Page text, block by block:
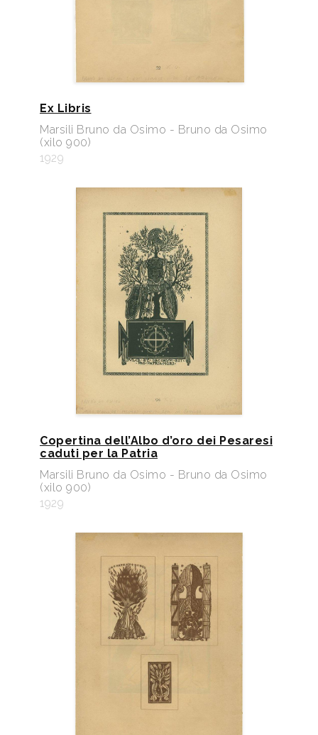
Ex Libris
Marsili Bruno da Osimo - Bruno da Osimo
(xilo 900)
1929
Copertina dell’Albo d’oro dei Pesaresi
caduti per la Patria
Marsili Bruno da Osimo - Bruno da Osimo
(xilo 900)
1929